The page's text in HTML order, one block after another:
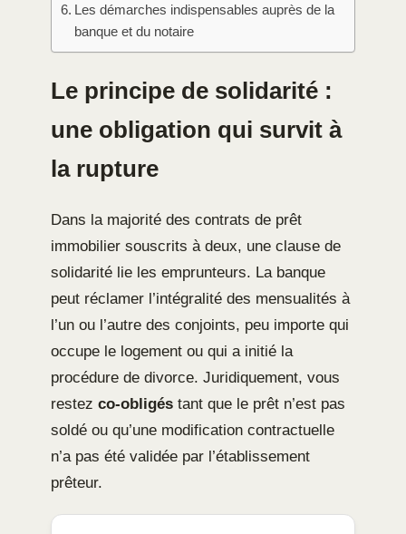
Les démarches indispensables auprès de la
banque et du notaire
Le principe de solidarité :
une obligation qui survit à
la rupture
Dans la majorité des contrats de prêt
immobilier souscrits à deux, une clause de
solidarité lie les emprunteurs. La banque
peut réclamer l’intégralité des mensualités à
l’un ou l’autre des conjoints, peu importe qui
occupe le logement ou qui a initié la
procédure de divorce. Juridiquement, vous
restez co-obligés tant que le prêt n’est pas
soldé ou qu’une modification contractuelle
n’a pas été validée par l’établissement
prêteur.